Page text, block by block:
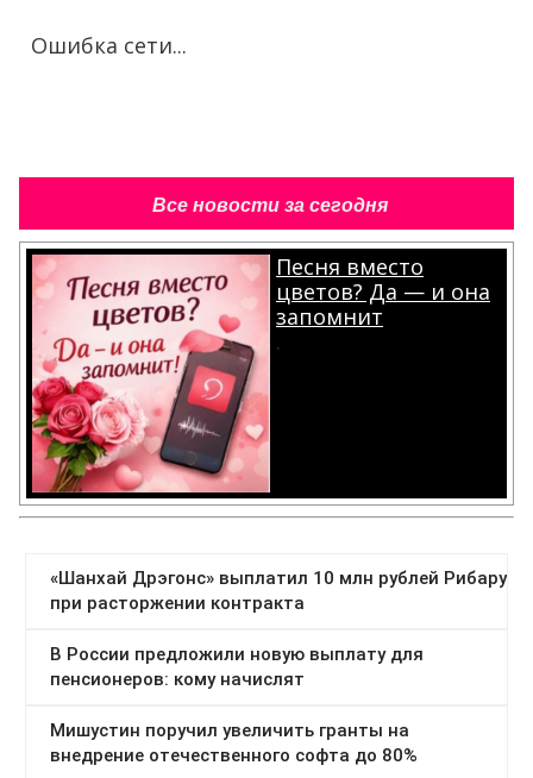
Ошибка сети...
Все новости за сегодня
Песня вместо
цветов? Да — и она
запомнит
.